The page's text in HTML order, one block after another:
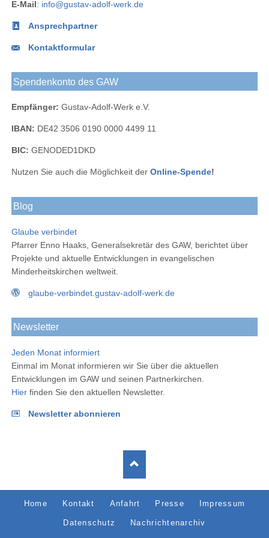
E-Mail: info@gustav-adolf-werk.de
Ansprechpartner
Kontaktformular
Spendenkonto des GAW
Empfänger: Gustav-Adolf-Werk e.V.
IBAN: DE42 3506 0190 0000 4499 11
BIC: GENODED1DKD
Nutzen Sie auch die Möglichkeit der Online-Spende!
Blog
Glaube verbindet
Pfarrer Enno Haaks, Generalsekretär des GAW, berichtet über
Projekte und aktuelle Entwicklungen in evangelischen
Minderheitskirchen weltweit.
glaube-verbindet.gustav-adolf-werk.de
Newsletter
Jeden Monat informiert
Einmal im Monat informieren wir Sie über die aktuellen
Entwicklungen im GAW und seinen Partnerkirchen.
Hierfinden Sie den aktuellen Newsletter.
Newsletter abonnieren
Navigation
Home Kontakt Anfahrt Presse Impressum
Datenschutz Nachrichtenarchiv